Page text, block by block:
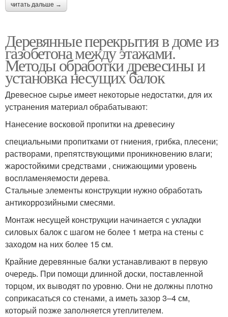
читать дальше →
Деревянные перекрытия в доме из
газобетона между этажами.
Методы обработки древесины и
установка несущих балок
Древесное сырье имеет некоторые недостатки, для их
устранения материал обрабатывают:
Нанесение восковой пропитки на древесину
специальными пропитками от гниения, грибка, плесени;
растворами, препятствующими проникновению влаги;
жаростойкими средствами , снижающими уровень
воспламеняемости дерева.
Стальные элементы конструкции нужно обработать
антикоррозийными смесями.
Монтаж несущей конструкции начинается с укладки
силовых балок с шагом не более 1 метра на стены с
заходом на них более 15 см.
Крайние деревянные балки устанавливают в первую
очередь. При помощи длинной доски, поставленной
торцом, их выводят по уровню. Они не должны плотно
соприкасаться со стенами, а иметь зазор 3–4 см,
который позже заполняется утеплителем.